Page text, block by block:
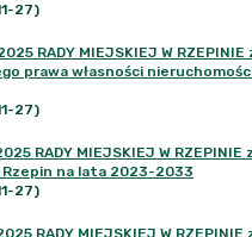
27)
RADY MIEJSKIEJ W
prawa własności
27)
RADY MIEJSKIEJ W
Rzepin na lata 2023-2033
27)
RADY MIEJSKIEJ W